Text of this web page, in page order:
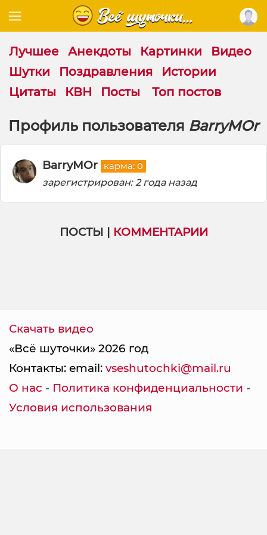
Лучшее Анекдоты Картинки
Видео
Шутки
Поздравления
Истории
Цитаты
КВН Посты Топ постов
Профиль пользователя BarryMOr
BarryMOr карма: 0
зарегистрирован: 2 года назад
ПОСТЫ | КОММЕНТАРИИ
Скачать видео
«Всё шуточки» 2026 год
Контакты: email: vseshutochki@mail.ru
О нас - Политика конфиденциальности -
Условия использования